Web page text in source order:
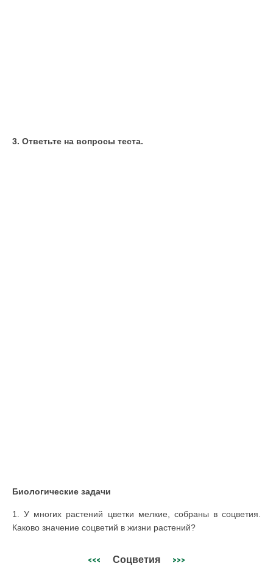
3. Ответьте на вопросы теста.
Биологические задачи
1. У многих растений цветки мелкие, собраны в соцветия.
Каково значение соцветий в жизни растений?
<<< Соцветия >>>